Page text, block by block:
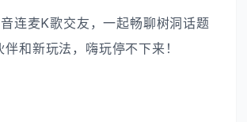
连麦K歌交友，一起畅聊树洞话题
和新玩法，嗨玩停不下来！